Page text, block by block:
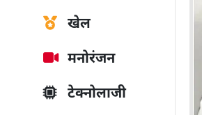
खेल
मनोरंजन
टेक्नोलाजी